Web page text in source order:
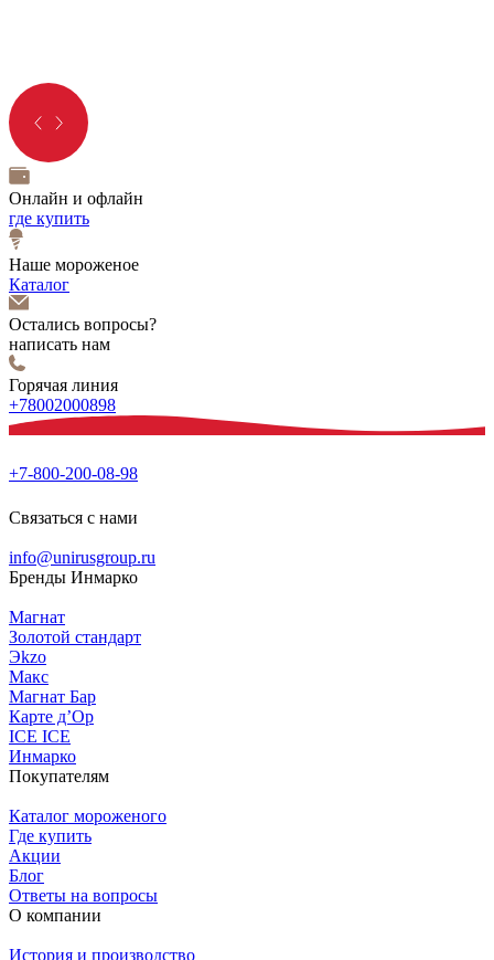
Онлайн и офлайн
где купить
Наше мороженое
Каталог
Остались вопросы?
написать нам
Горячая линия
+78002000898
+7-800-200-08-98
Связаться с нами
info@unirusgroup.ru
Бренды Инмарко
Магнат
Золотой стандарт
Эkzо
Макс
Магнат Бар
Карте д’Ор
ICE ICE
Инмарко
Покупателям
Каталог мороженого
Где купить
Акции
Блог
Ответы на вопросы
О компании
История и производство